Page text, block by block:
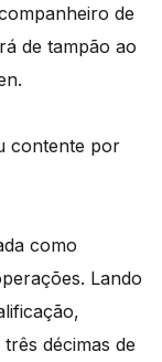
de
de tampão ao
contente por
como
Lando
décimas de